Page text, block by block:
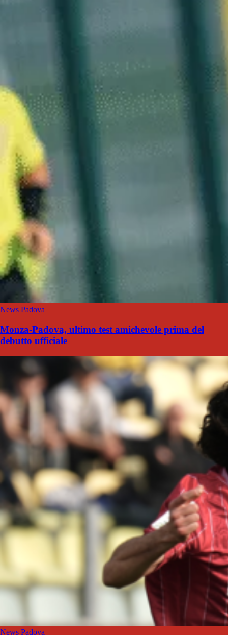
News Padova
Monza-Padova, ultimo test amichevole prima del
debutto ufficiale
News Padova